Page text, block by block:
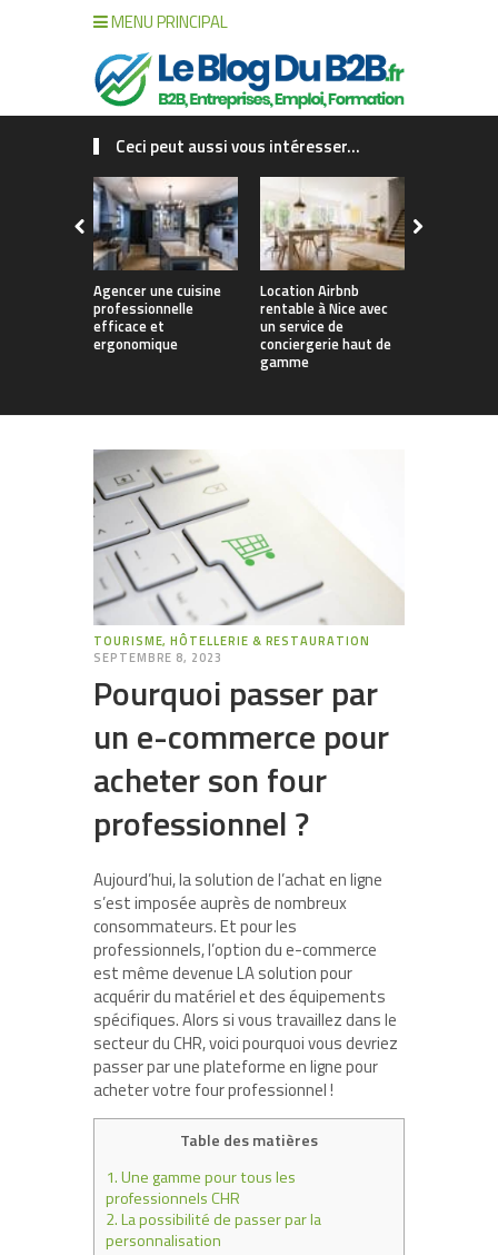
MENU PRINCIPAL
Ceci peut aussi vous intéresser...
Agencer une cuisine
professionnelle
efficace et
ergonomique
Location Airbnb
rentable à Nice avec
un service de
conciergerie haut de
gamme
TOURISME, HÔTELLERIE & RESTAURATION
SEPTEMBRE 8, 2023
Pourquoi passer par
un e-commerce pour
acheter son four
professionnel ?
Aujourd’hui, la solution de l’achat en ligne
s’est imposée auprès de nombreux
consommateurs. Et pour les
professionnels, l’option du e-commerce
est même devenue LA solution pour
acquérir du matériel et des équipements
spécifiques. Alors si vous travaillez dans le
secteur du CHR, voici pourquoi vous devriez
passer par une plateforme en ligne pour
acheter votre four professionnel !
Table des matières
1.Une gamme pour tous les
professionnels CHR
2.La possibilité de passer par la
personnalisation